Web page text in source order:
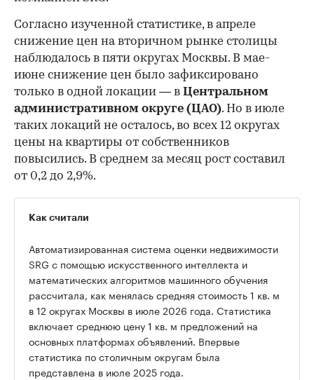
Согласно изученной статистике, в апреле
снижение цен на вторичном рынке столицы
наблюдалось в пяти округах Москвы. В мае-
июне снижение цен было зафиксировано
только в одной локации — в Центральном
административном округе (ЦАО). Но в июле
таких локаций не осталось, во всех 12 округах
цены на квартиры от собственников
повысились. В среднем за месяц рост составил
от 0,2 до 2,9%.
Как считали
Автоматизированная система оценки недвижимости
SRG с помощью искусственного интеллекта и
математических алгоритмов машинного обучения
рассчитала, как менялась средняя стоимость 1 кв. м
в 12 округах Москвы в июле 2026 года. Статистика
включает среднюю цену 1 кв. м предложений на
основных платформах объявлений. Впервые
статистика по столичным округам была
представлена в июле 2025 года.